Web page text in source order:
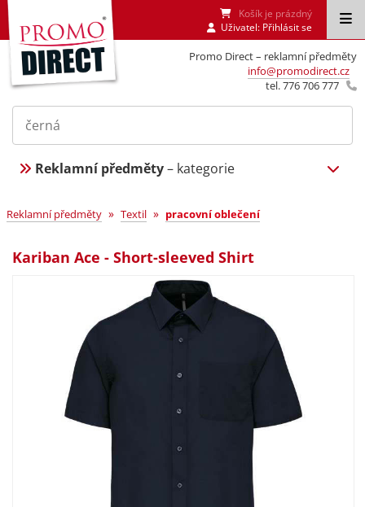
Promo Direct – reklamní předměty
info@promodirect.cz
tel. 776 706 777
Košík je prázdný
Uživatel: Přihlásit se
Reklamní předměty– kategorie
Reklamní předměty » Textil » pracovní oblečení
Kariban Ace - Short-sleeved Shirt